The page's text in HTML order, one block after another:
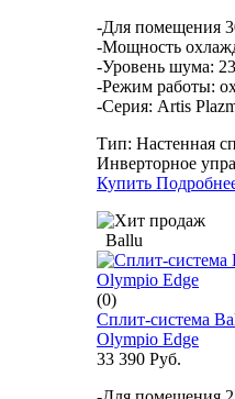
-Для помещения
-Мощность
-Уровень шума:
-Режим работы:
-Серия: Artis
Тип: Настенная
Инверторное
Купить
Ballu
(0)
Сплит-система
Olympio Edge
33 390 Руб.